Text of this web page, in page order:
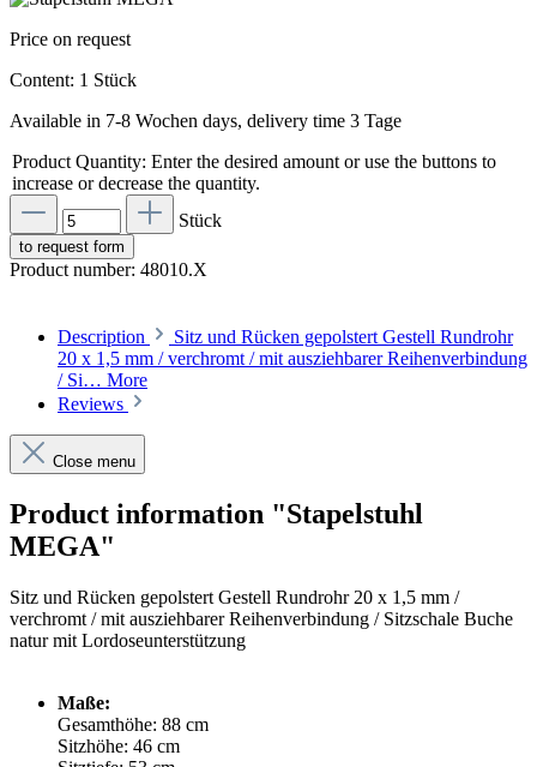
Price on request
Content: 1 Stück
Available in 7-8 Wochen days, delivery time 3 Tage
Product Quantity: Enter the desired amount or use the buttons to
increase or decrease the quantity.
Stück
to request form
Product number: 48010.X
Description
Sitz und Rücken gepolstert Gestell Rundrohr
20 x 1,5 mm / verchromt / mit ausziehbarer Reihenverbindung
/ Si… More
Reviews
Close menu
Product information "Stapelstuhl
MEGA"
Sitz und Rücken gepolstert Gestell Rundrohr 20 x 1,5 mm /
verchromt /mit ausziehbarer Reihenverbindung / Sitzschale Buche
natur mit Lordoseunterstützung
Maße:
Gesamthöhe: 88 cm
Sitzhöhe: 46 cm